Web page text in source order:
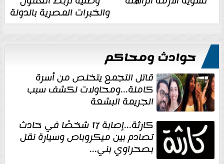
والخبرات المصرية بالدولة
حوادث ومحاكم
قاتل التجمع يتخلص من أسرة
كاملة...ومحاولات لكشف سبب
الجريمة البشعة
كارثة...إصابة 17 شخصًا في حادث
تصادم بين ميكروباص وسيارة نقل
بصحراوي بني...